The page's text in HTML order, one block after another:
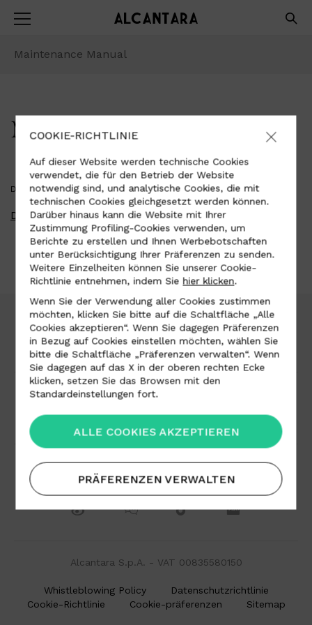
Maintenance Manual
MAINTENANCE MANUAL
DOWNLOAD PDF
Download
Download-Bereich Arbeit mit uns
Vertriebspartner
Alcantara S.p.A. - VAT 00835580150
Whistleblowing Policy
Datenschutzrichtlinie
Cookie-Richtlinie
Cookie-präferenzen Sitemap
COOKIE-RICHTLINIE
Auf dieser Website werden technische Cookies
verwendet, die für den Betrieb der Website
notwendig sind, und analytische Cookies, die mit
technischen Cookies gleichgesetzt werden können.
Darüber hinaus kann die Website mit Ihrer
Zustimmung Profiling-Cookies verwenden, um
Berichte zu erstellen und Ihnen Werbebotschaften
unter Berücksichtigung Ihrer Präferenzen zu senden.
Weitere Einzelheiten können Sie unserer Cookie-
Richtlinie entnehmen, indem Sie hier klicken.
Wenn Sie der Verwendung aller Cookies zustimmen
möchten, klicken Sie bitte auf die Schaltfläche „Alle
Cookies akzeptieren“. Wenn Sie dagegen Präferenzen
in Bezug auf Cookies einstellen möchten, wählen Sie
bitte die Schaltfläche „Präferenzen verwalten“. Wenn
Sie dagegen auf das X in der oberen rechten Ecke
klicken, setzen Sie das Browsen mit den
Standardeinstellungen fort.
ALLE COOKIES AKZEPTIEREN
PRÄFERENZEN VERWALTEN